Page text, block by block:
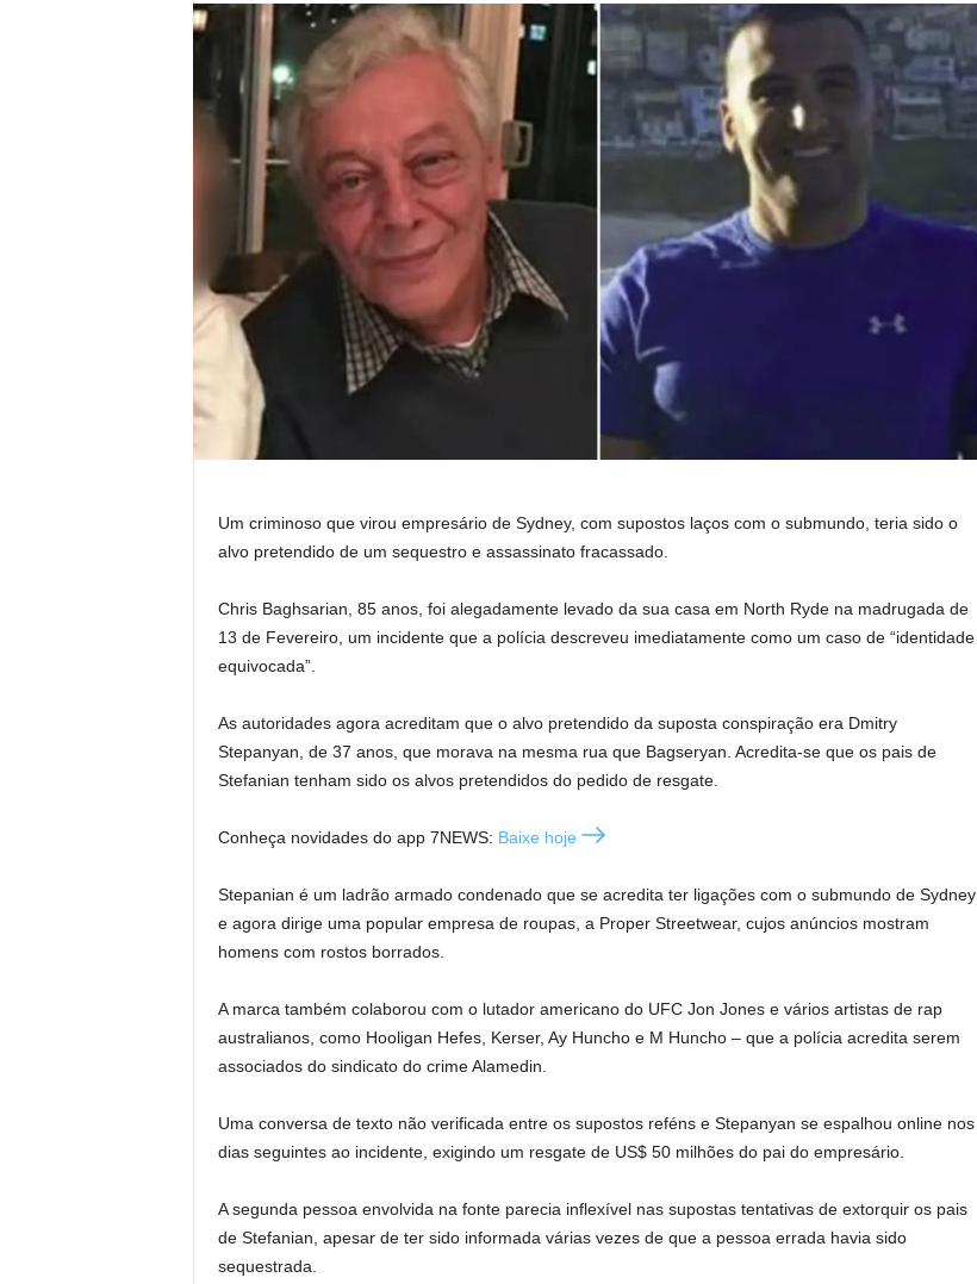
Um criminoso que virou empresário de Sydney, com supostos laços com o submundo, teria sido o
alvo pretendido de um sequestro e assassinato fracassado.
Chris Baghsarian, 85 anos, foi alegadamente levado da sua casa em North Ryde na madrugada de
13 de Fevereiro, um incidente que a polícia descreveu imediatamente como um caso de “identidade
equivocada”.
As autoridades agora acreditam que o alvo pretendido da suposta conspiração era Dmitry
Stepanyan, de 37 anos, que morava na mesma rua que Bagseryan. Acredita-se que os pais de
Stefanian tenham sido os alvos pretendidos do pedido de resgate.
Conheça novidades do app 7NEWS: Baixe hoje
Stepanian é um ladrão armado condenado que se acredita ter ligações com o submundo de Sydney
e agora dirige uma popular empresa de roupas, a Proper Streetwear, cujos anúncios mostram
homens com rostos borrados.
A marca também colaborou com o lutador americano do UFC Jon Jones e vários artistas de rap
australianos, como Hooligan Hefes, Kerser, Ay Huncho e M Huncho – que a polícia acredita serem
associados do sindicato do crime Alamedin.
Uma conversa de texto não verificada entre os supostos reféns e Stepanyan se espalhou online nos
dias seguintes ao incidente, exigindo um resgate de US$ 50 milhões do pai do empresário.
A segunda pessoa envolvida na fonte parecia inflexível nas supostas tentativas de extorquir os pais
de Stefanian, apesar de ter sido informada várias vezes de que a pessoa errada havia sido
sequestrada.